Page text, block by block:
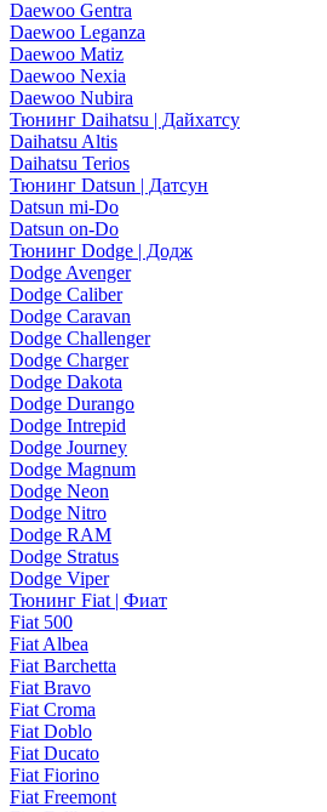
Daewoo Gentra
Daewoo Leganza
Daewoo Matiz
Daewoo Nexia
Daewoo Nubira
Тюнинг Daihatsu | Дайхатсу
Daihatsu Altis
Daihatsu Terios
Тюнинг Datsun | Датсун
Datsun mi-Do
Datsun on-Do
Тюнинг Dodge | Додж
Dodge Avenger
Dodge Caliber
Dodge Caravan
Dodge Challenger
Dodge Charger
Dodge Dakota
Dodge Durango
Dodge Intrepid
Dodge Journey
Dodge Magnum
Dodge Neon
Dodge Nitro
Dodge RAM
Dodge Stratus
Dodge Viper
Тюнинг Fiat | Фиат
Fiat 500
Fiat Albea
Fiat Barchetta
Fiat Bravo
Fiat Croma
Fiat Doblo
Fiat Ducato
Fiat Fiorino
Fiat Freemont